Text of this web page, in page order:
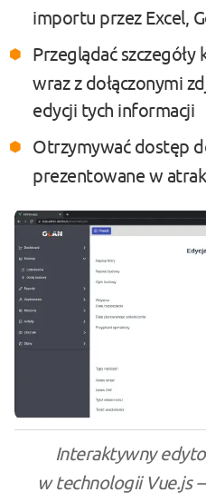
importu przez Excel,
Przeglądać
wraz z dołączonymi
edycji tych informacji
Otrzymywać dostęp
prezentowane w
Interaktywny
w technologii Vue.js